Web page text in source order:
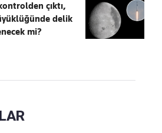
çıktı,
delik
mi?